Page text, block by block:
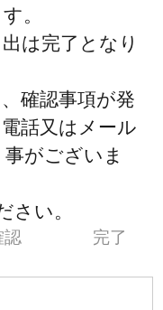
。
は完了となり
確認事項が発
話又はメール
がございま
さい。
認 完了